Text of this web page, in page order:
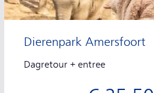
Dierenpark Amersfoort
Dagretour + entree